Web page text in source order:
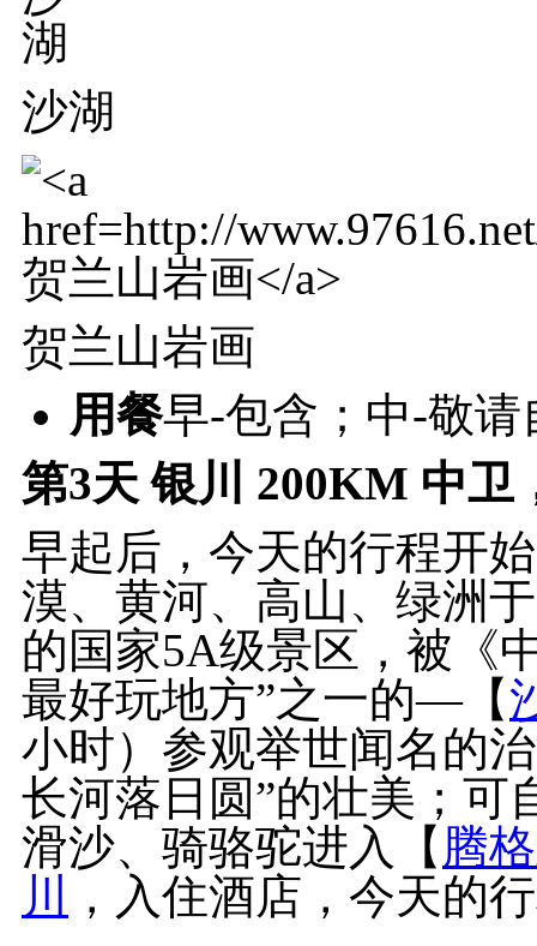
沙湖
贺兰山岩画
用餐早-包含；中-敬
第3天 银川 200KM 中卫
早起后，今天的行程开
漠、黄河、高山、绿洲
的国家5A级景区，被《
最好玩地方”之一的—【
小时）参观举世闻名的
长河落日圆”的壮美；可
滑沙、骑骆驼进入【 腾
川
，入住酒店，今天的